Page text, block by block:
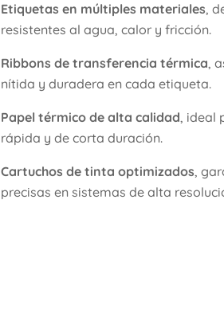
Etiquetas en múltiples materiales,
resistentes al agua, calor y fricción.
Ribbons de transferencia térmica,
nítida y duradera en cada etiqueta.
Papel térmico de alta calidad, ideal
rápida y de corta duración.
Cartuchos de tinta optimizados,
precisas en sistemas de alta